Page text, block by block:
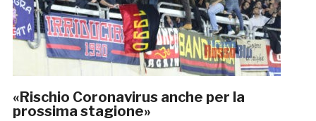
«Rischio Coronavirus anche per la
prossima stagione»